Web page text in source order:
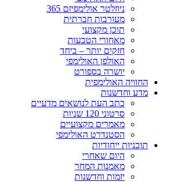
ניוזלטר אולימפיזם 365
מעורבות חברתית
תוכן מקצועי
מאחורי הטבעות
חזקים יותר – ביחד
האולפן האולימפי
יושרה בספורט
החוויה האולימפית
מדע וחדשנות
כתב העת לנושאים מדעיים
סרטוני 120 שניות
מאמרים מקצועיים
הסטנדרט האולימפי
תוכניות ייחודיות
היום שאחרי
מאמנות המחר
יזמות וחדשנות